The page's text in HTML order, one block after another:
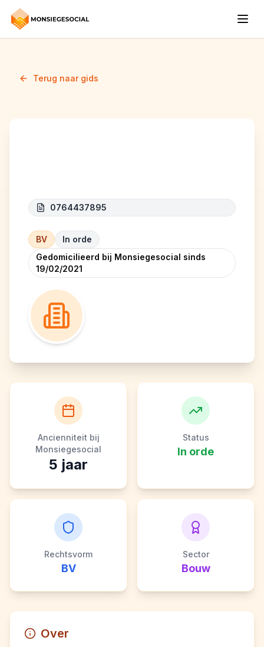
Terug naar gids
0764437895
BV
In orde
Gedomicilieerd bij Monsiegesocial sinds
19/02/2021
Ancienniteit bij
Monsiegesocial
5 jaar
Status
In orde
Rechtsvorm
BV
Sector
Bouw
Over